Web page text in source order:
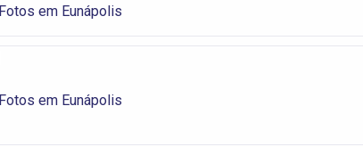
em Eunápolis
em Eunápolis